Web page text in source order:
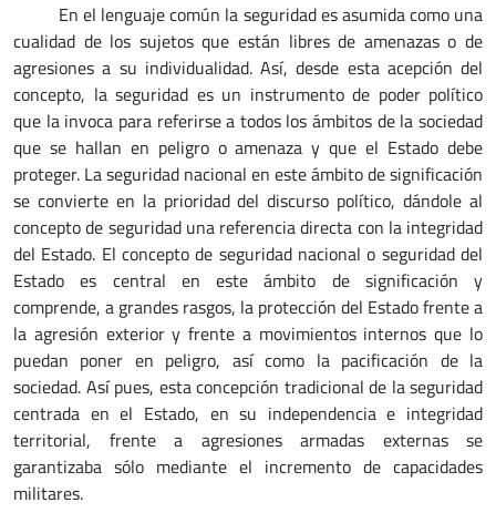
En el lenguaje común la seguridad es asumida como una
cualidad de los sujetos que están libres de amenazas o de
agresiones a su individualidad. Así, desde esta acepción del
concepto, la seguridad es un instrumento de poder político
que la invoca para referirse a todos los ámbitos de la sociedad
que se hallan en peligro o amenaza y que el Estado debe
proteger. La seguridad nacional en este ámbito de significación
se convierte en la prioridad del discurso político, dándole al
concepto de seguridad una referencia directa con la integridad
del Estado. El concepto de seguridad nacional o seguridad del
Estado es central en este ámbito de significación y
comprende, a grandes rasgos, la protección del Estado frente a
la agresión exterior y frente a movimientos internos que lo
puedan poner en peligro, así como la pacificación de la
sociedad. Así pues, esta concepción tradicional de la seguridad
centrada en el Estado, en su independencia e integridad
territorial, frente a agresiones armadas externas se
garantizaba sólo mediante el incremento de capacidades
militares.